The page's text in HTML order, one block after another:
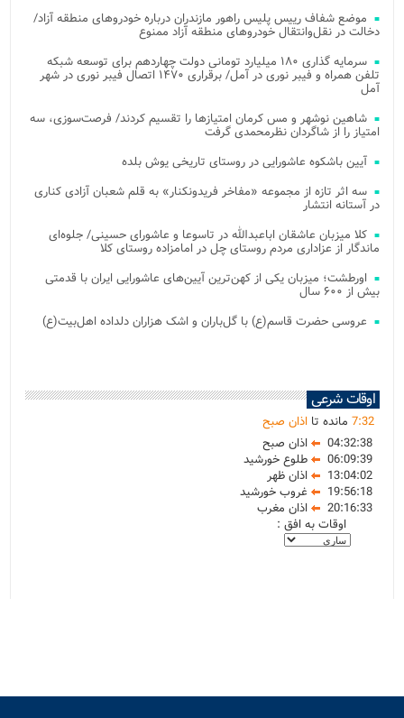
موضع شفاف رییس پلیس راهور مازندران درباره خودروهای منطقه آزاد/
دخالت در نقل‌وانتقال خودروهای منطقه آزاد ممنوع
سرمایه گذاری ۱۸۰ میلیارد تومانی دولت چهاردهم برای توسعه شبکه
تلفن همراه و فیبر نوری در آمل/ برقراری ۱۴۷۰ اتصال فیبر نوری در شهر
آمل
شاهین نوشهر و مس کرمان امتیازها را تقسیم کردند/ فرصت‌سوزی، سه
امتیاز را از شاگردان نظرمحمدی گرفت
آیین باشکوه عاشورایی در روستای تاریخی یوش بلده
سه اثر تازه از مجموعه «مفاخر فریدونکنار» به قلم شعبان آزادی کناری
در آستانه انتشار
کلا میزبان عاشقان اباعبدالله در تاسوعا و عاشورای حسینی/ جلوه‌ای
ماندگار از عزاداری مردم روستای چل در امامزاده روستای کلا
اورطشت؛ میزبان یکی از کهن‌ترین آیین‌های عاشورایی ایران با قدمتی
بیش از ۶۰۰ سال
عروسی حضرت قاسم(ع) با گل‌باران و اشک هزاران دلداده اهل‌بیت(ع)
اوقات شرعی
7:32 مانده تا اذان صبح
04:32:38
اذان صبح
06:09:39
طلوع خورشید
13:04:02
اذان ظهر
19:56:18
غروب خورشید
20:16:33
اذان مغرب
اوقات به افق :